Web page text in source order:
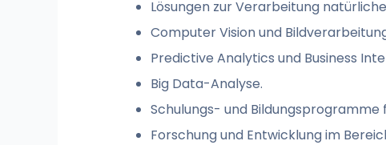
Lösungen zur Verarbeitung
Computer Vision und
Predictive Analytics und Business
Big Data-Analyse.
Schulungs- und Bildungsprogramme
Forschung und Entwicklung im